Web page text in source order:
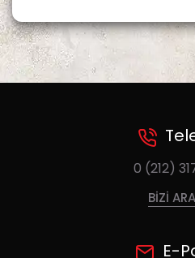
0 (212)
BIZI
E-